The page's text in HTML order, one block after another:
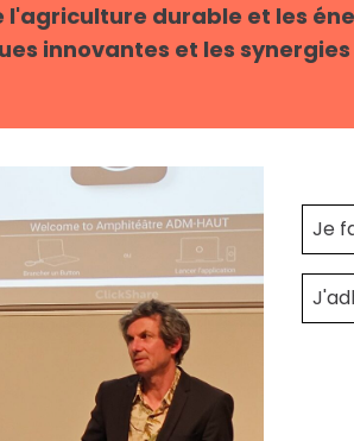
durable et les
innovantes et les
Je